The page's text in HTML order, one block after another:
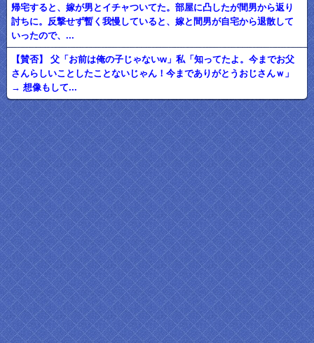
帰宅すると、嫁が男とイチャついてた。部屋に凸したが間男から返り
討ちに。反撃せず暫く我慢していると、嫁と間男が自宅から退散して
いったので、...
【賛否】 父「お前は俺の子じゃないw」私「知ってたよ。今までお父
さんらしいことしたことないじゃん！今までありがとうおじさんｗ」
→ 想像もして...